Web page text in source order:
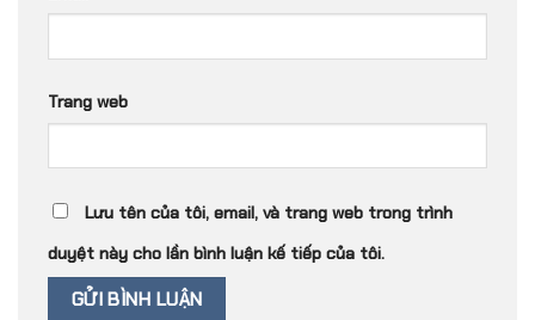
Trang web
Lưu tên của tôi, email, và trang web trong trình
duyệt này cho lần bình luận kế tiếp của tôi.